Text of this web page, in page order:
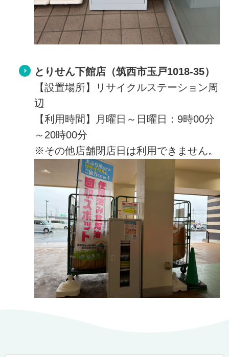
とりせん下館店（筑西市玉戸1018-35）
【設置場所】リサイクルステーション周
辺
【利用時間】月曜日～日曜日：9時00分
～20時00分
※その他店舗閉店日は利用できません。